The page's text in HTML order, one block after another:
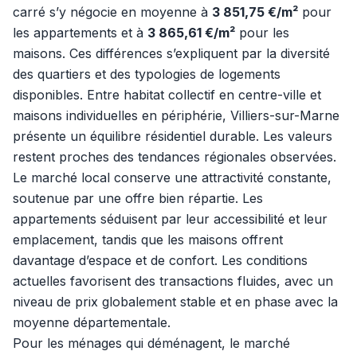
carré s’y négocie en moyenne à 3 851,75 €/m² pour
les appartements et à 3 865,61 €/m² pour les
maisons. Ces différences s’expliquent par la diversité
des quartiers et des typologies de logements
disponibles. Entre habitat collectif en centre-ville et
maisons individuelles en périphérie, Villiers-sur-Marne
présente un équilibre résidentiel durable. Les valeurs
restent proches des tendances régionales observées.
Le marché local conserve une attractivité constante,
soutenue par une offre bien répartie. Les
appartements séduisent par leur accessibilité et leur
emplacement, tandis que les maisons offrent
davantage d’espace et de confort. Les conditions
actuelles favorisent des transactions fluides, avec un
niveau de prix globalement stable et en phase avec la
moyenne départementale.
Pour les ménages qui déménagent, le marché